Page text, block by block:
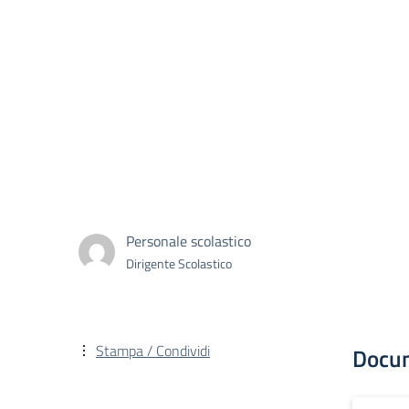
Personale scolastico
Dirigente Scolastico
Stampa / Condividi